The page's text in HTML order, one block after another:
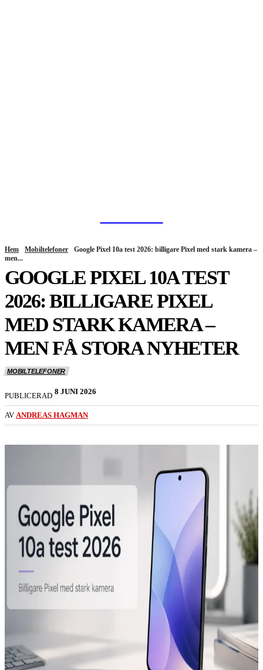
Hem Mobiltelefoner
Google Pixel 10a test 2026: billigare Pixel med stark kamera –
men...
GOOGLE PIXEL 10A TEST
2026: BILLIGARE PIXEL
MED STARK KAMERA –
MEN FÅ STORA NYHETER
MOBILTELEFONER
PUBLICERAD 8 JUNI 2026
AV ANDREAS HAGMAN